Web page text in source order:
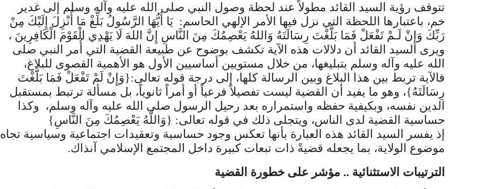
تتوقف رؤية السيد القائد مطولاً عند لحظة وصول النبي صلى الله عليه وآله وسلم إلى غدير
خم، باعتبارها اللحظة التي نزل فيها الأمر الإلهي الحاسم: يَا أَيُّهَا الرَّسُولُ بَلِّغْ مَا أُنْزِلَ إِلَيْكَ مِنْ
رَبِّكَ وَإِنْ لَـمْ تَفْعَلْ فَمَا بَلَّغْتَ رِسَالَتَهُ وَاللهُ يَعْصِمُكَ مِنَ النَّاسِ إِنَّ اللهَ لَا يَهْدِي الْقَوْمَ الْكَافِرِينَ ،
ويرى السيد القائد أن دلالات هذه الآية تكشف بوضوح عن طبيعة القضية التي أُمر النبي صلى
الله عليه وآله وسلم بتبليغها، من خلال مستويين أساسيين الأول هو الأهمية القصوى للبلاغ،
فالآية تربط بين هذا البلاغ وبين الرسالة كلها، إلى درجة قوله تعالى:{وَإِنْ لَمْ تَفْعَلْ فَمَا بَلَّغْتَ
رِسَالَتَهُ}، وهو ما يفيد أن القضية ليست تفصيلاً فرعياً أو أمراً ثانوياً، بل مسألة ترتبط بمستقبل
الدين نفسه، وبكيفية حفظه واستمراره بعد رحيل الرسول صلى الله عليه وآله وسلم، وكذا
حساسية القضية لدى الناس، ويتجلى ذلك في قوله تعالى: {وَاللَّهُ يَعْصِمُكَ مِنَ النَّاسِ}
إذ يفسر السيد القائد هذه العبارة بأنها تعكس وجود حساسية وتعقيدات اجتماعية وسياسية تجاه
موضوع الولاية، بما يجعله قضيةً ذات تبعات كبيرة داخل المجتمع الإسلامي آنذاك.
الترتيبات الاستثنائية .. مؤشر على خطورة القضية